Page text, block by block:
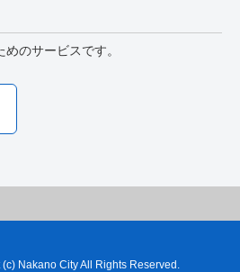
のサービスです。
Nakano City All Rights Reserved.